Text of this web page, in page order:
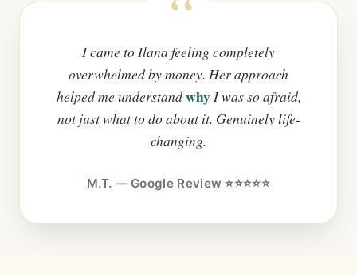
I came to Ilana feeling completely
overwhelmed by money. Her approach
helped me understandwhyI was so afraid,
not just what to do about it. Genuinely life-
changing.
M.T. — Google Review ⭐⭐⭐⭐⭐